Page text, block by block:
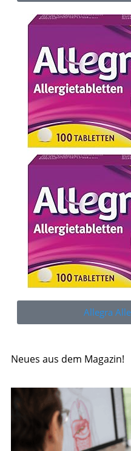
Allegra
Neues aus dem Magazin!